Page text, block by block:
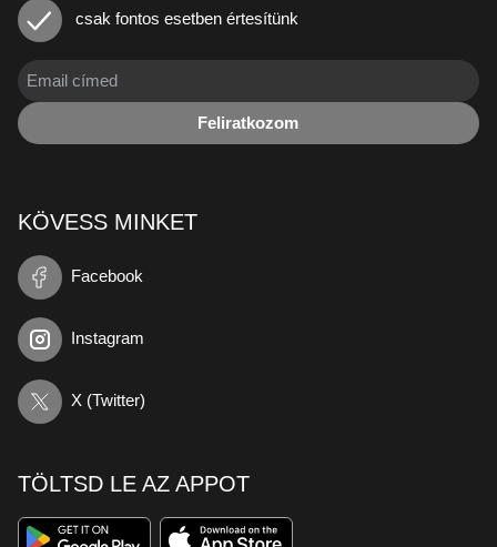
csak fontos esetben értesítünk
Feliratkozom
KÖVESS MINKET
Facebook
Instagram
X (Twitter)
TÖLTSD LE AZ APPOT